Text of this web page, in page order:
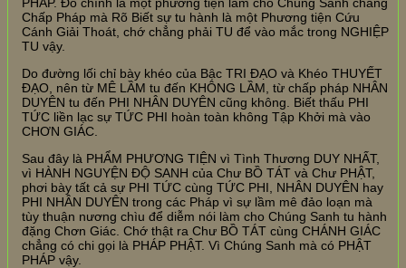
Chấp Pháp mà Rõ Biết sự tu hành là một Phương tiện Cứu
Cánh Giải Thoát, chớ chẳng phải TU để vào mắc trong NGHIỆP
TU vậy.
Do đường lối chỉ bày khéo của Bậc TRI ĐẠO và Khéo THUYẾT
ĐẠO, nên từ MÊ LẦM tu đến KHÔNG LẦM, từ chấp pháp NHÂN
DUYÊN tu đến PHI NHÂN DUYÊN cũng không. Biết thấu PHI
TỨC liền lạc sự TỨC PHI hoàn toàn không Tập Khởi mà vào
CHƠN GIÁC.
Sau đây là PHẨM PHƯƠNG TIỆN vì Tình Thương DUY NHẤT,
vì HÀNH NGUYỆN ĐỘ SANH của Chư BỒ TÁT và Chư PHẬT,
phơi bày tất cả sự PHI TỨC cùng TỨC PHI, NHÂN DUYÊN hay
PHI NHÂN DUYÊN trong các Pháp vì sự lầm mê đảo loạn mà
tùy thuận nương chìu để diễm nói làm cho Chúng Sanh tu hành
đặng Chơn Giác. Chớ thật ra Chư BỒ TÁT cùng CHÁNH GIÁC
chẳng có chi gọi là PHÁP PHẬT. Vì Chúng Sanh mà có PHẬT
PHÁP vậy.